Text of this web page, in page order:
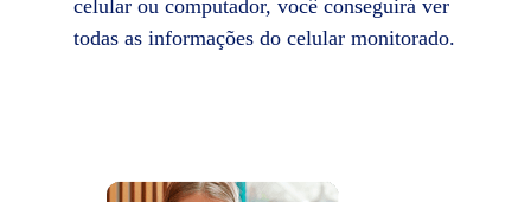
celular ou computador, você conseguirá ver
todas as informações do celular monitorado.